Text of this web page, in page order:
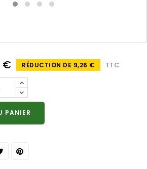
€ RÉDUCTION DE 9,26 € TTC
PANIER